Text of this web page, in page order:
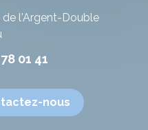
de l'Argent-Double
01 41
nous